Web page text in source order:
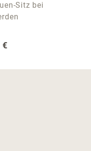
Sitz bei
€